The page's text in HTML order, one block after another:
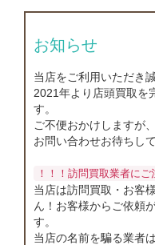
初めての方へ
買取について
買取事例
ブログ
店舗情報
お問い合わせ
お知らせ
当店をご利用いただき
2021年より店頭買取を
す。
ご不便おかけしますが
お問い合わせお待ちし
！！！訪問買取業者にご
当店は訪問買取・お客
ん！お客様からご依頼
す。
当店の名前を騙る業者